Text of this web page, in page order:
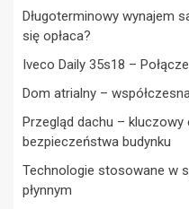
Długoterminowy wynajem
się opłaca?
Iveco Daily 35s18 –
Dom atrialny –
Przegląd dachu –
bezpieczeństwa budynku
Technologie stosowane w
płynnym